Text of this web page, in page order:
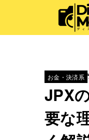
お金・決済系
JPX
要な